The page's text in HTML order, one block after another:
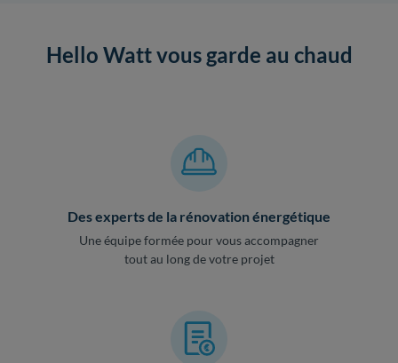
Hello Watt vous garde au chaud
Des experts de la rénovation énergétique
Une équipe formée pour vous accompagner
tout au long de votre projet